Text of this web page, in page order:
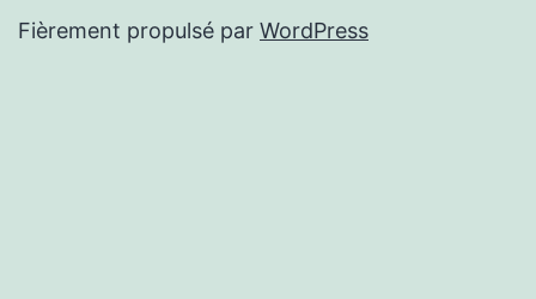
Fièrement propulsé par WordPress